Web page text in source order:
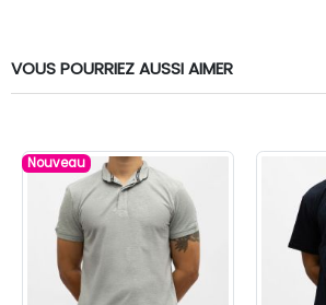
VOUS POURRIEZ AUSSI AIMER
Nouveau